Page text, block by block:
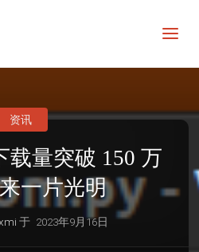
载量突破 150 万
一片光明
于 2023年9月16日
资讯